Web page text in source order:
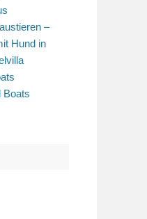
–
Hund in
Boats